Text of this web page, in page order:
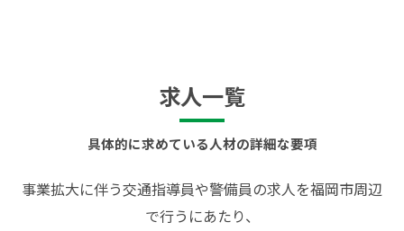
具体的に求めている人材の詳細な要項
求人一覧
事業拡大に伴う交通指導員や警備員の求人を福岡市周辺
で行うにあたり、